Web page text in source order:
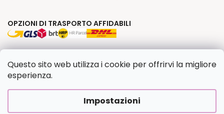
Questo sito web utilizza i cookie per offrirvi la migliore
esperienza.
Impostazioni
OPZIONI DI TRASPORTO AFFIDABILI
Creato da Shoptet Premium|UpraviloFV STUDIO
Copyright 2026Dipingilo.it. Tutti i diritti riservati.